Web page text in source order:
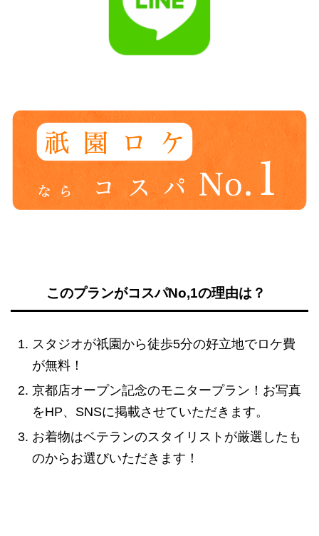
このプランがコスパNo,1の理由は？
スタジオが祇園から徒歩5分の好立地でロケ費
が無料！
京都店オープン記念のモニタープラン！お写真
をHP、SNSに掲載させていただきます。
お着物はベテランのスタイリストが厳選したも
のからお選びいただきます！